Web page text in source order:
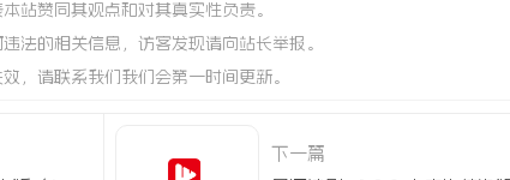
站赞同其观点和对其真实性负责。
法的相关信息，访客发现请向站长举报。
，请联系我们我们会第一时间更新。
下一篇